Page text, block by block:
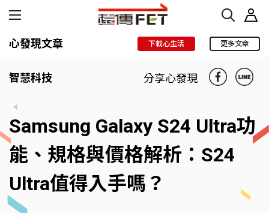
心發現文章 下載心生活 更多文章
智慧科技 分享心發現
Samsung Galaxy S24 Ultra功
能、規格與價格解析：S24
Ultra值得入手嗎？